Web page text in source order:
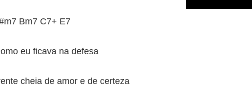
Bm7 C7+ E7
eu ficava na defesa
cheia de amor e de certeza